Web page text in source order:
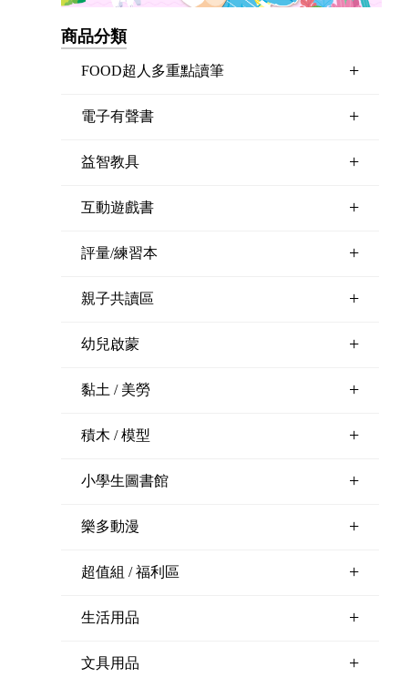
商品分類
FOOD超人多重點讀筆 +
電子有聲書 +
益智教具 +
互動遊戲書 +
評量/練習本 +
親子共讀區 +
幼兒啟蒙 +
黏土 / 美勞 +
積木 / 模型 +
小學生圖書館 +
樂多動漫 +
超值組 / 福利區 +
生活用品 +
文具用品 +